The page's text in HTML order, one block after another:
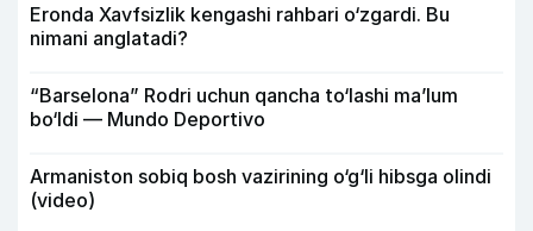
Eronda Xavfsizlik kengashi rahbari o‘zgardi. Bu
nimani anglatadi?
“Barselona” Rodri uchun qancha to‘lashi ma’lum
bo‘ldi — Mundo Deportivo
Armaniston sobiq bosh vazirining o‘g‘li hibsga olindi
(video)